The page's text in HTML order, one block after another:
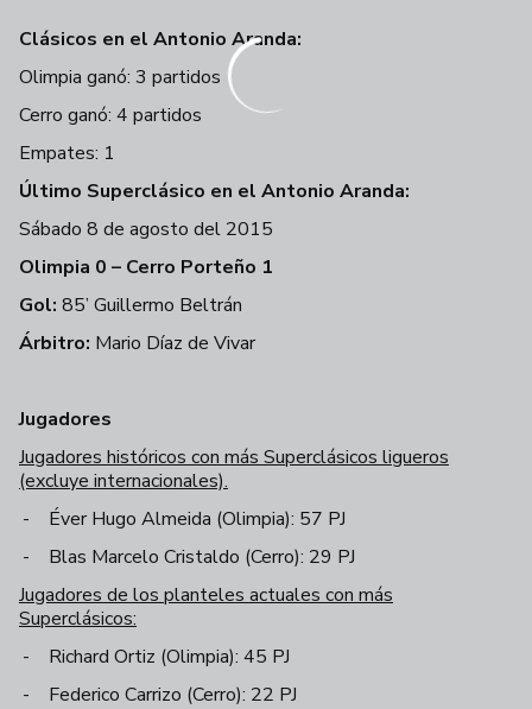
Clásicos en el Antonio Aranda:
Olimpia ganó: 3 partidos
Cerro ganó: 4 partidos
Empates: 1
Último Superclásico en el Antonio Aranda:
Sábado 8 de agosto del 2015
Olimpia 0 – Cerro Porteño 1
Gol: 85’ Guillermo Beltrán
Árbitro: Mario Díaz de Vivar
Jugadores
Jugadores históricos con más Superclásicos ligueros
(excluye internacionales).
-
Éver Hugo Almeida (Olimpia): 57 PJ
-
Blas Marcelo Cristaldo (Cerro): 29 PJ
Jugadores de los planteles actuales con más
Superclásicos:
-
Richard Ortiz (Olimpia): 45 PJ
-
Federico Carrizo (Cerro): 22 PJ